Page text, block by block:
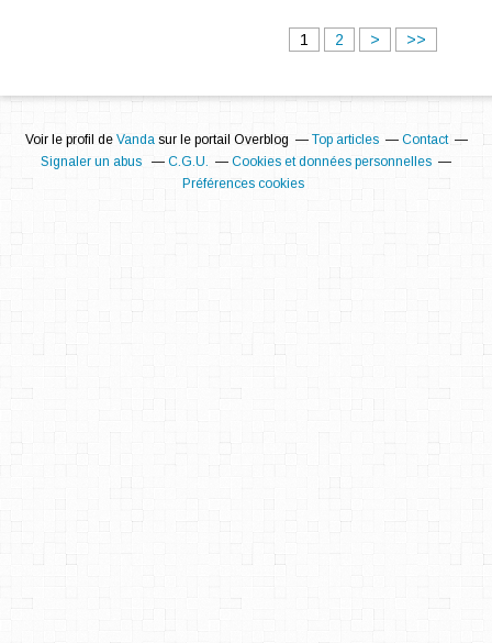
1 2 > >>
Voir le profil de Vandasur le portail Overblog Top articles
Contact
Signaler un abus
C.G.U.
Cookies et données personnelles
Préférences cookies